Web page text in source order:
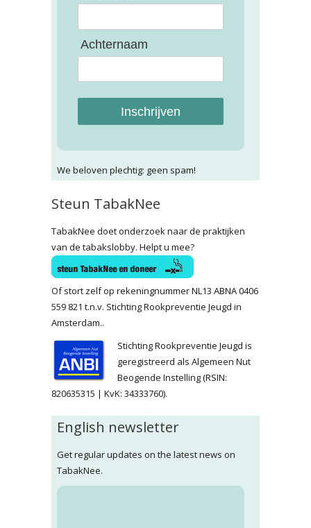
Achternaam
Inschrijven
We beloven plechtig: geen spam!
Steun TabakNee
TabakNee doet onderzoek naar de praktijken
van de tabakslobby. Helpt u mee?
Of stort zelf op rekeningnummer NL13 ABNA 0406
559 821 t.n.v. Stichting Rookpreventie Jeugd in
Amsterdam..
Stichting Rookpreventie Jeugd is
geregistreerd als Algemeen Nut
Beogende Instelling (RSIN:
820635315 | KvK: 34333760).
English newsletter
Get regular updates on the latest news on
TabakNee.